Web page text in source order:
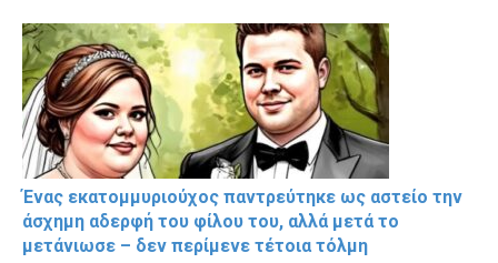
Ένας εκατομμυριούχος παντρεύτηκε ως αστείο την
άσχημη αδερφή του φίλου του, αλλά μετά το
μετάνιωσε – δεν περίμενε τέτοια τόλμη